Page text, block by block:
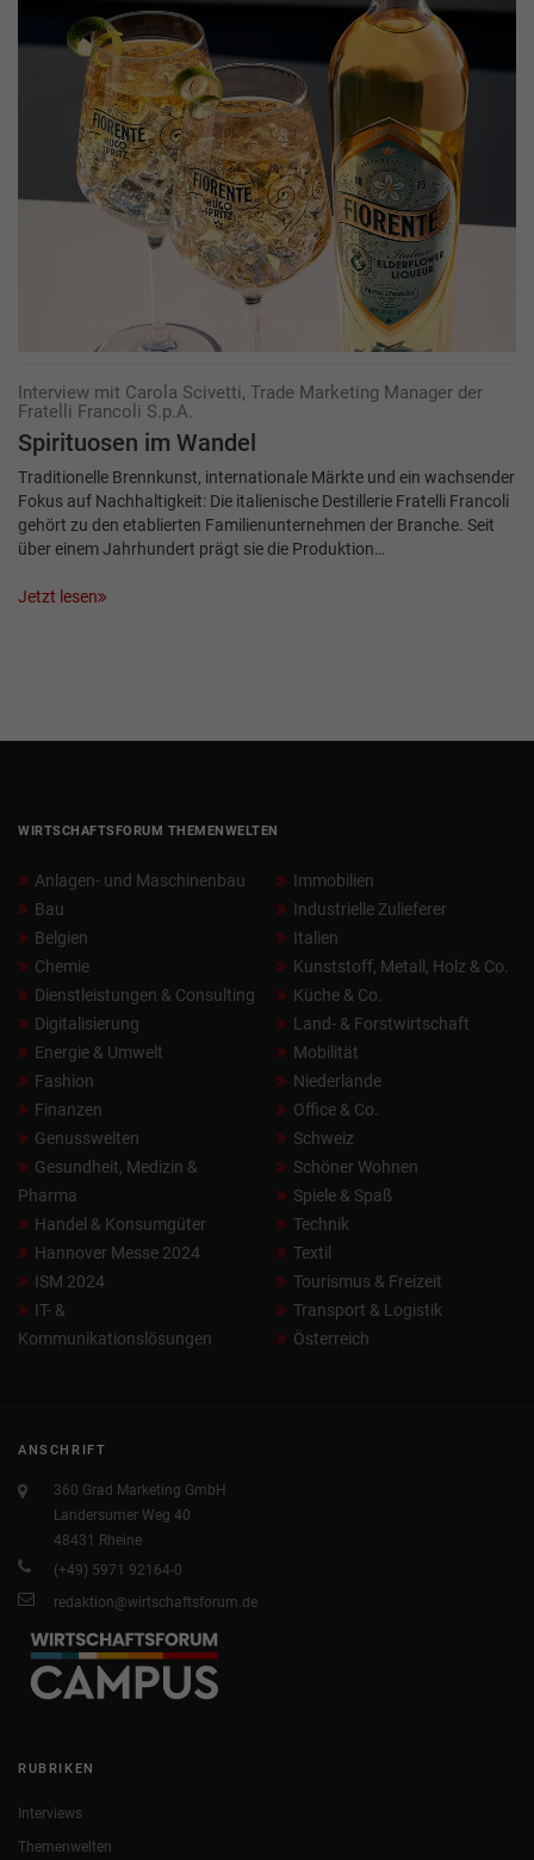
Interview mit Carola Scivetti, Trade Marketing Manager der
Fratelli Francoli S.p.A.
Spirituosen im Wandel
Traditionelle Brennkunst, internationale Märkte und ein wachsender
Fokus auf Nachhaltigkeit: Die italienische Destillerie Fratelli Francoli
gehört zu den etablierten Familienunternehmen der Branche. Seit
über einem Jahrhundert prägt sie die Produktion…
Jetzt lesen
WIRTSCHAFTSFORUM THEMENWELTEN
Anlagen- und Maschinenbau
Bau
Belgien
Chemie
Dienstleistungen & Consulting
Digitalisierung
Energie & Umwelt
Fashion
Finanzen
Genusswelten
Gesundheit, Medizin &
Pharma
Handel & Konsumgüter
Hannover Messe 2024
ISM 2024
IT- &
Kommunikationslösungen
Immobilien
Industrielle Zulieferer
Italien
Kunststoff, Metall, Holz & Co.
Küche & Co.
Land- & Forstwirtschaft
Mobilität
Niederlande
Office & Co.
Schweiz
Schöner Wohnen
Spiele & Spaß
Technik
Textil
Tourismus & Freizeit
Transport & Logistik
Österreich
ANSCHRIFT
360 Grad Marketing GmbH
Landersumer Weg 40
48431 Rheine
(+49) 5971 92164-0
redaktion@wirtschaftsforum.de
RUBRIKEN
Interviews
Themenwelten